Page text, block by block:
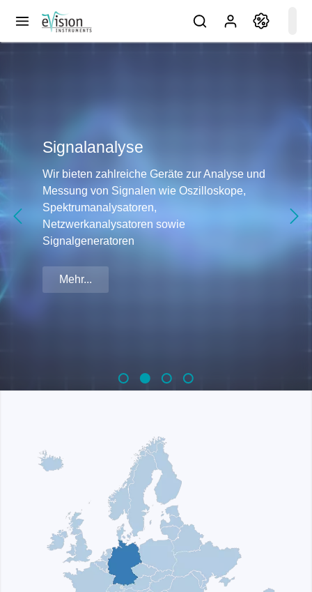
Signalanalyse
Wir bieten zahlreiche Geräte zur Analyse und
Messung von Signalen wie Oszilloskope,
Spektrumanalysatoren,
Netzwerkanalysatoren sowie
Signalgeneratoren
Mehr...